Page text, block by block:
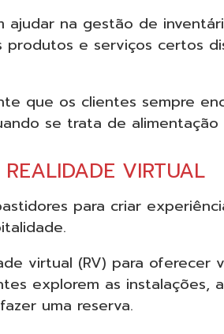
ajudar na gestão de
e serviços certos
que os clientes sempre
se trata de
REALIDADE VIRTUAL
para criar
virtual (RV) para oferecer
explorem as instalações,
uma reserva.